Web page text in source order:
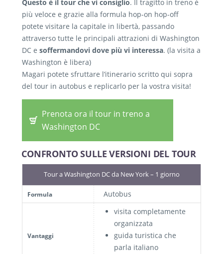
Questo è il tour che vi consiglio. Il tragitto in treno è
più veloce e grazie alla formula hop-on hop-off
potete visitare la capitale in libertà, passando
attraverso tutte le principali attrazioni di Washington
DC e soffermandovi dove più vi interessa. (la visita a
Washington è libera)
Magari potete sfruttare l’itinerario scritto qui sopra
del tour in autobus e replicarlo per la vostra visita!
Prenota ora il tour in treno a
Washington DC
CONFRONTO SULLE VERSIONI DEL TOUR
Tour a Washington DC da New York – 1 giorno
Formula Autobus
Vantaggi
visita completamente
organizzata
guida turistica che
parla italiano